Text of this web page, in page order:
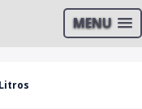
MENU